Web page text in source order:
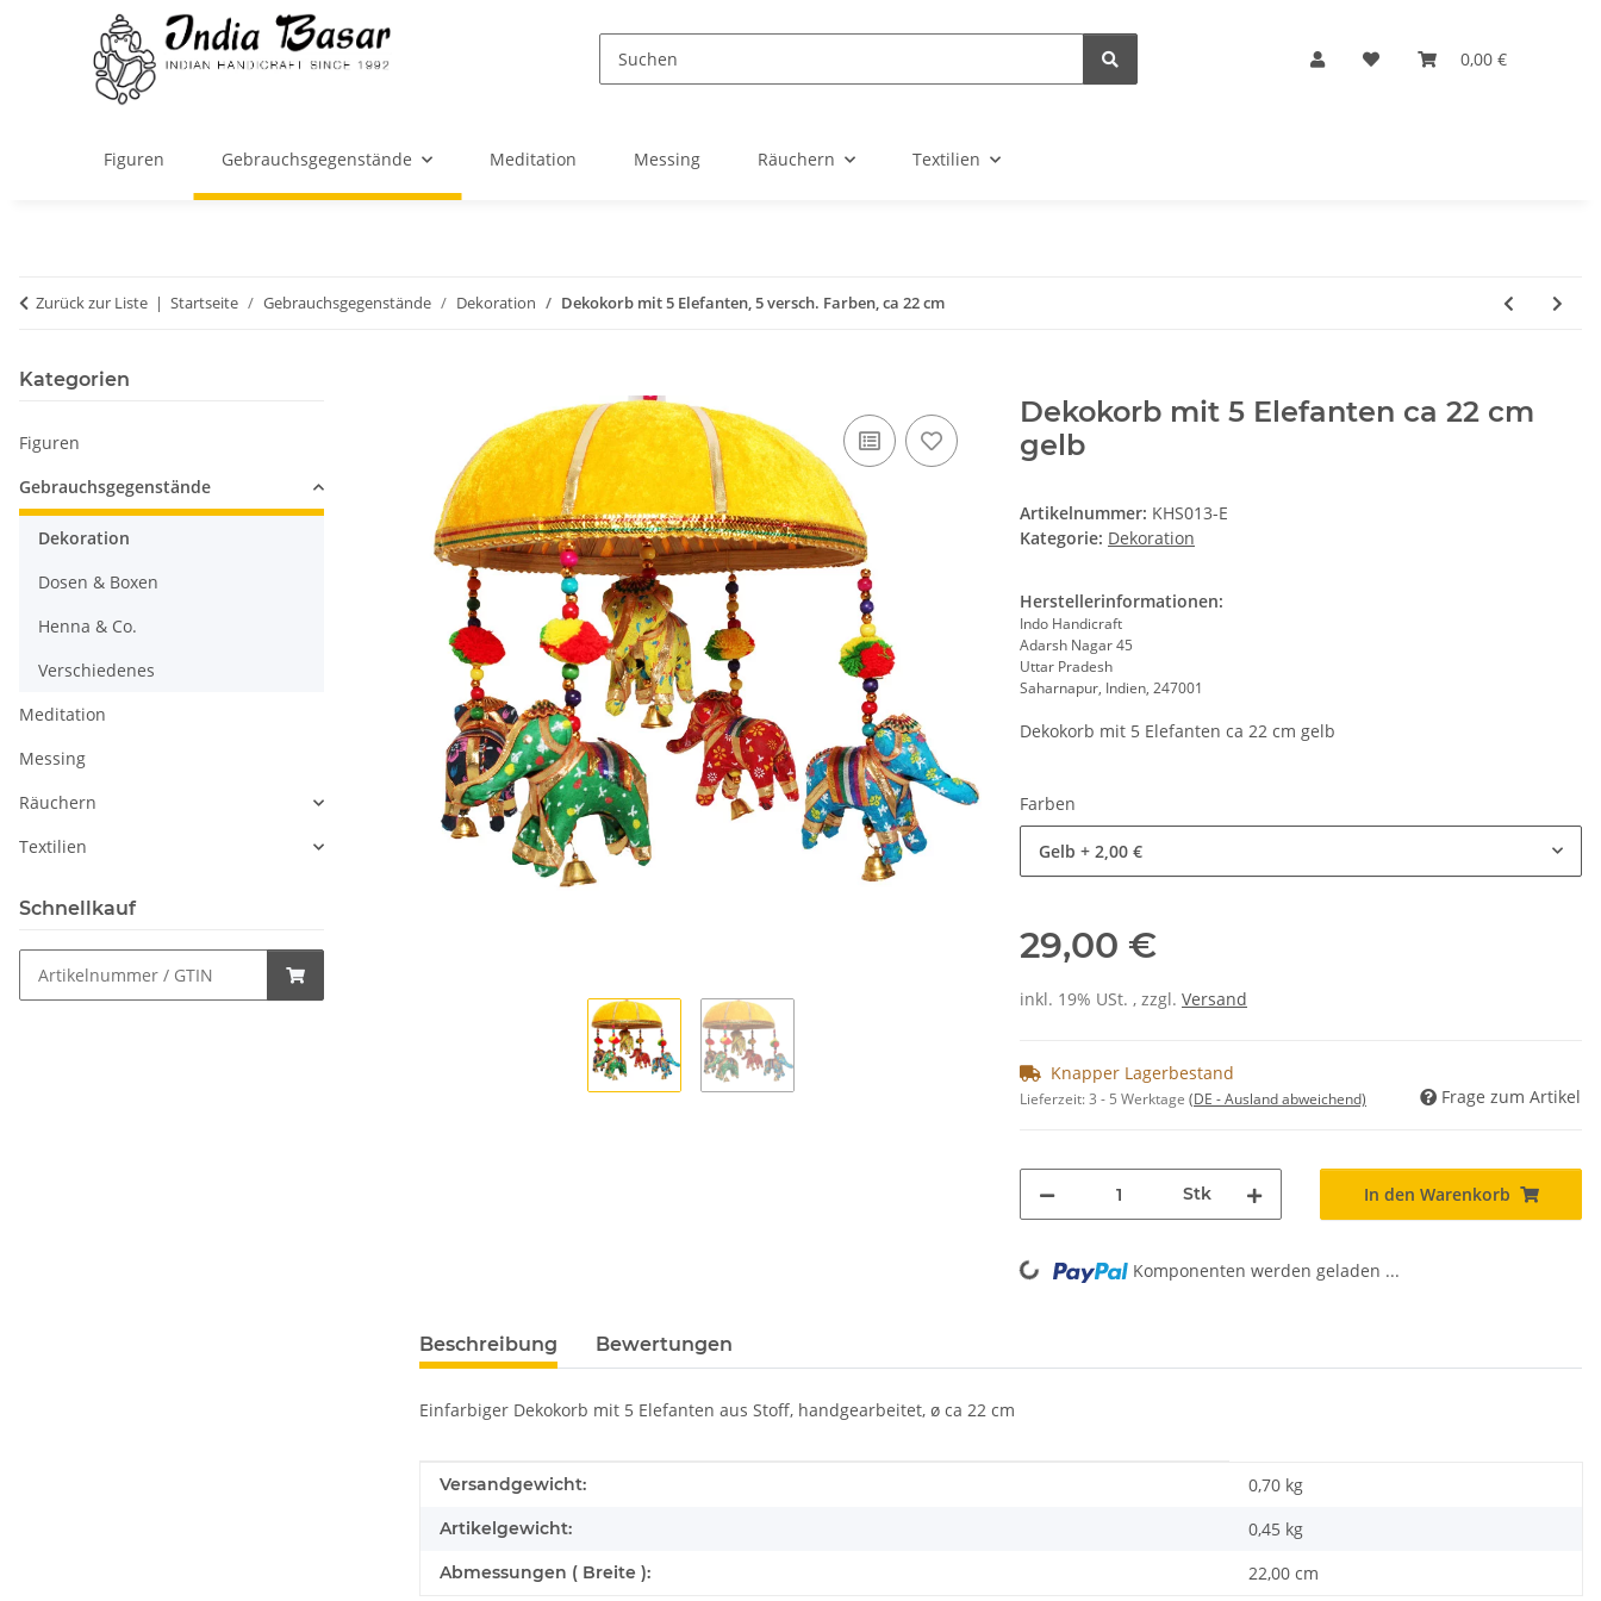
0,00 €
Figuren Gebrauchsgegenstände Meditation Messing Räuchern Textilien
Zurück zur Liste Startseite Gebrauchsgegenstände Dekoration Dekokorb mit 5 Elefanten, 5 versch. Farben, ca 22 cm
Dekokorb mit 5 Elefanten ca 22 cm
gelb
Artikelnummer: KHS013-E
Kategorie: Dekoration
Herstellerinformationen:
Indo Handicraft
Adarsh Nagar 45
Uttar Pradesh
Saharnapur, Indien, 247001
Dekokorb mit 5 Elefanten ca 22 cm gelb
Farben
Gelb + 2,00 €
29,00 €
inkl. 19% USt. , zzgl. Versand
Knapper Lagerbestand
Lieferzeit:3 - 5 Werktage (DE - Ausland abweichend) Frage zum Artikel
Stk In den Warenkorb
Loading... Komponenten werden geladen ...
Beschreibung Bewertungen
Einfarbiger Dekokorb mit 5 Elefanten aus Stoff, handgearbeitet, ø ca 22 cm
Produkteigenschaft
Wert
Versandgewicht: 0,70 kg
Artikelgewicht: 0,45 kg
Abmessungen ( Breite ): 22,00 cm
Kategorien
Figuren
Gebrauchsgegenstände
Dekoration
Dosen & Boxen
Henna & Co.
Verschiedenes
Meditation
Messing
Räuchern
Textilien
Schnellkauf